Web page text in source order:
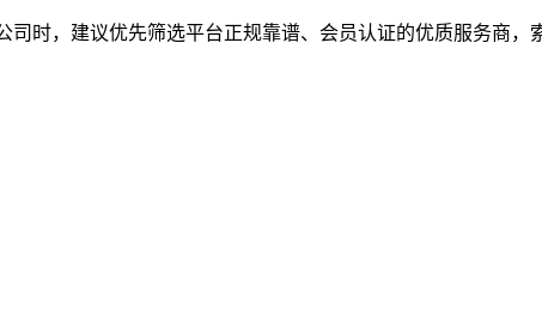
时，建议优先筛选平台正规靠谱、会员认证的优质服务商，